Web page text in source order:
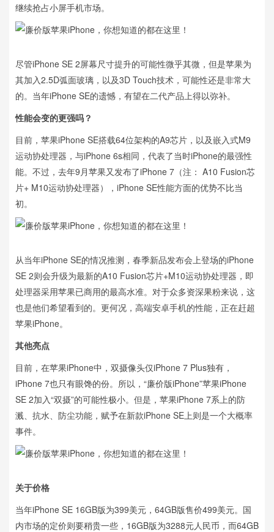
继续抢占小屏手机市场。
尽管iPhone SE 2屏幕尺寸提升的可能性微乎其微，但是苹果为
其加入2.5D弧面玻璃，以及3D Touch技术，可能性还是非常大
的。当年iPhone SE的遗憾，有望在二代产品上得以弥补。
性能会变的更强吗？
目前，苹果iPhone SE搭载64位架构的A9芯片，以及嵌入式M9
运动协处理器，与iPhone 6s相同，代表了当时iPhone的最强性
能。不过，去年9月苹果又发布了iPhone 7（注： A10 Fusion芯
片+ M10运动协处理器），iPhone SE性能方面的优势不比当
初。
从当年iPhone SE的情况推测，春季新品发布会上登场的iPhone
SE 2则会升级为最新的A10 Fusion芯片+M10运动协处理器，即
处理器采用苹果已商用的最高水准。对于众多资深果粉来说，这
也是他们希望看到的。更何况，高端安卓手机的性能，正在赶超
苹果iPhone。
其他亮点
目前，在苹果iPhone中，双摄像头仅iPhone 7 Plus独有，
iPhone 7也只有眼馋的份。所以，“廉价版iPhone”苹果iPhone
SE 2加入“双摄”的可能性极小。但是，苹果iPhone 7系上的防
溅、抗水、防尘功能，赋予在新款iPhone SE上则是一个大概率
事件。
关于价格
当年iPhone SE 16GB版为399美元，64GB版售价499美元。国
内市场的定价则要稍贵一些，16GB版为3288元人民币，而64GB